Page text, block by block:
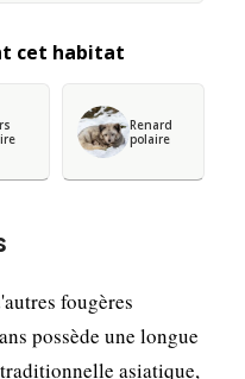
cet habitat
Renard
polaire
fougères
possède une longue
asiatique,